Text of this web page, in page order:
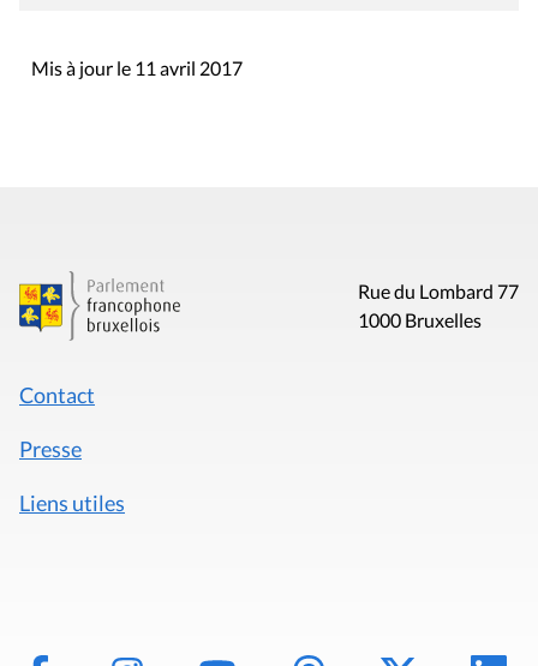
Mis à jour le 11 avril 2017
Rue du Lombard 77
1000 Bruxelles
Contact
Presse
Liens utiles